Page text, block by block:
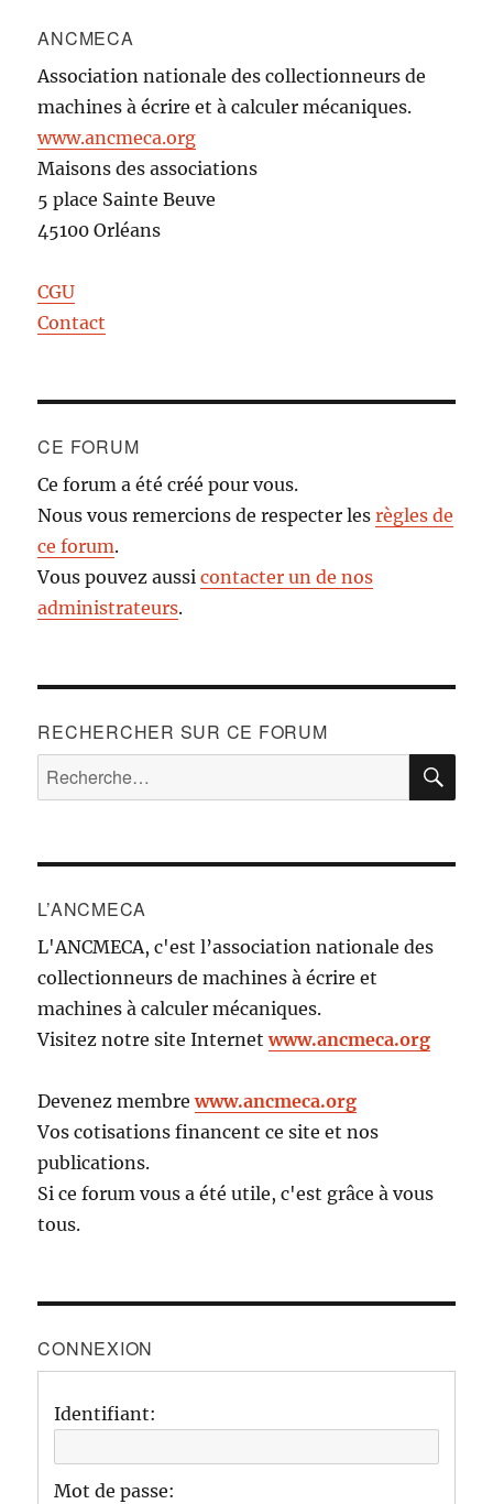
ANCMECA
Association nationale des collectionneurs de
machines à écrire et à calculer mécaniques.
www.ancmeca.org
Maisons des associations
5 place Sainte Beuve
45100 Orléans
CGU
Contact
CE FORUM
Ce forum a été créé pour vous.
Nous vous remercions de respecter lesrègles de
ce forum.
Vous pouvez aussicontacter un de nos
administrateurs.
RECHERCHER SUR CE FORUM
Recherche
pour :
L’ANCMECA
L'ANCMECA, c'est l’association nationale des
collectionneurs de machines à écrire et
machines à calculer mécaniques.
Visitez notre site Internetwww.ancmeca.org
Devenez membrewww.ancmeca.org
Vos cotisations financent ce site et nos
publications.
Si ce forum vous a été utile, c'est grâce à vous
tous.
CONNEXION
Identifiant:
Mot de passe: